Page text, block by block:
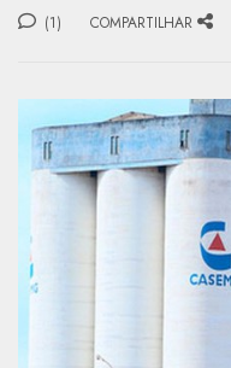
(1) COMPARTILHAR